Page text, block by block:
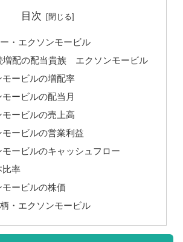
目次
・エクソンモービル
増配の配当貴族 エクソンモービル
モービルの増配率
ービルの配当月
モービルの売上高
モービルの営業利益
モービルのキャッシュフロー
比率
モービルの株価
・エクソンモービル